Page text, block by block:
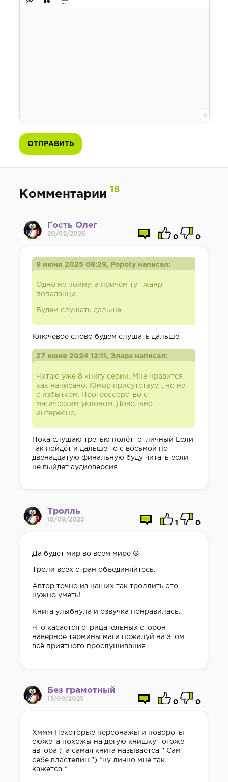
Вставка скрытого текста
Вставка цитаты
Вставка спойлера
0
ОТПРАВИТЬ
Комментарии 18
Гость Олег
20/02/2026
0 0
9 июня 2025 08:29, Popoty написал:
Одно не пойму, а причём тут жанр
попаданци.
Будем слушать дальше.
Ключевое слово будем слушать дальше
27 июня 2024 12:11, Элара написал:
Читаю уже 8 книгу серии. Мне нравится
как написано. Юмор присутствует, но не
с избытком. Прогрессорство с
магическим уклоном. Довольно
интересно.
Пока слушаю третью полёт отличный Если
так пойдёт и дальше то с восьмой по
двенадцатую финальную буду читать если
не выйдет аудиоверсия
Тролль
18/09/2025
1 0
Да будет мир во всем мире ☮️
Троли всёх стран объединяйтесь.
Автор точно из наших так троллить это
нужно уметь!
Книга улыбнула и озвучка понравилась.
Что касается отрицательных сторон
наверное термины маги пожалуй на этом
всё приятного прослушивания
Без грамотный
13/09/2025
0 0
Хммм Некоторые персонажы и повороты
сюжета похожы на дргую книшку тогоже
автора (та самая книга называетса " Сам
себе властелин ") *ну лично мне так
кажетса *